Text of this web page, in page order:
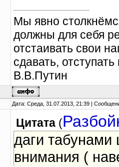
Мы явно
должны для себя
отстаивать свои
сдавать,
В.В.Путин
Дата: Среда, 31.07.2013, 21:39 |
Цитата (
даги
внимания (